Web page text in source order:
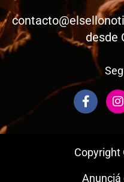
desde
F
a
o
k
I
n
g
a
Copyright
Anunciá